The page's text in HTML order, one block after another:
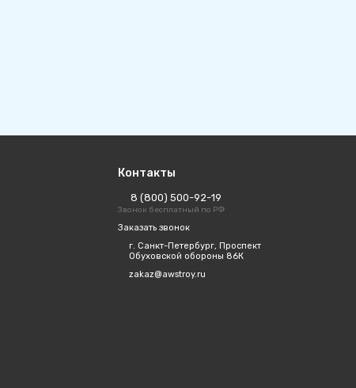
Контакты
8 (800) 500-92-19
Звонок бесплатный по РФ
Заказать звонок
г. Санкт-Петербург, Проспект
Обуховской обороны 86К
zakaz@awstroy.ru